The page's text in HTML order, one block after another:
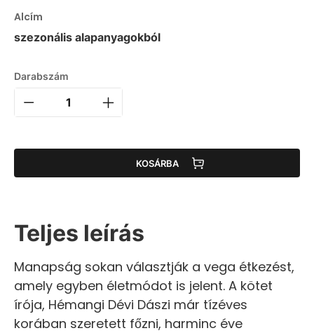
Alcím
szezonális alapanyagokból
Darabszám
KOSÁRBA
Teljes leírás
Manapság sokan választják a vega étkezést,
amely egyben életmódot is jelent. A kötet
írója, Hémangi Dévi Dászi már tízéves
korában szeretett főzni, harminc éve